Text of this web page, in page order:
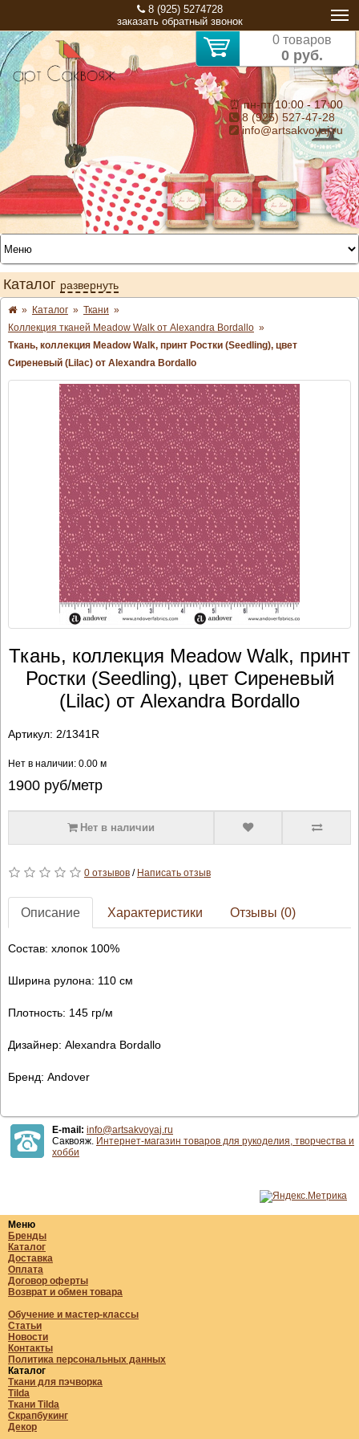
8 (925) 5274728
заказать обратный звонок
0 товаров
0 руб.
⏰ пн-пт 10:00 - 17:00
8 (925) 527-47-28
info@artsakvoyaj.ru
Каталог развернуть
» Каталог » Ткани »
Коллекция тканей Meadow Walk от Alexandra Bordallo »
Ткань, коллекция Meadow Walk, принт Ростки (Seedling), цвет
Сиреневый (Lilac) от Alexandra Bordallo
Ткань, коллекция Meadow Walk, принт
Ростки (Seedling), цвет Сиреневый
(Lilac) от Alexandra Bordallo
Артикул: 2/1341R
Нет в наличии: 0.00 м
1900руб/метр
Нет в наличии
0 отзывов/ Написать отзыв
Описание Характеристики Отзывы (0)
Состав: хлопок 100%
Ширина рулона: 110 см
Плотность: 145 гр/м
Дизайнер: Alexandra Bordallo
Бренд: Andover
E-mail: info@artsakvoyaj.ru
Саквояж. Интернет-магазин товаров для рукоделия, творчества и
хобби
Меню
Бренды
Каталог
Доставка
Оплата
Договор оферты
Возврат и обмен товара
Обучение и мастер-классы
Статьи
Новости
Контакты
Политика персональных данных
Каталог
Ткани для пэчворка
Tilda
Ткани Tilda
Скрапбукинг
Декор